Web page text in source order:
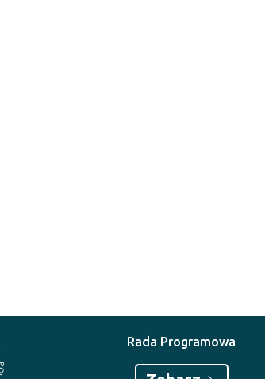
Rada Programowa